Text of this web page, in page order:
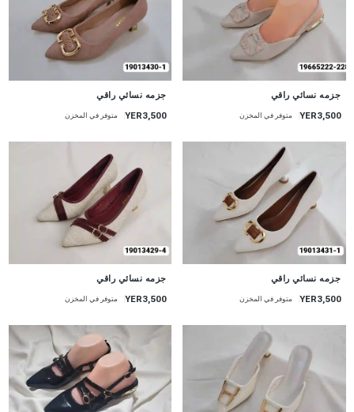
جزمه نسائي راقي
YER3,500 متوفر في المخزن
جزمه نسائي راقي
YER3,500 متوفر في المخزن
جزمه نسائي راقي
YER3,500 متوفر في المخزن
جزمه نسائي راقي
YER3,500 متوفر في المخزن